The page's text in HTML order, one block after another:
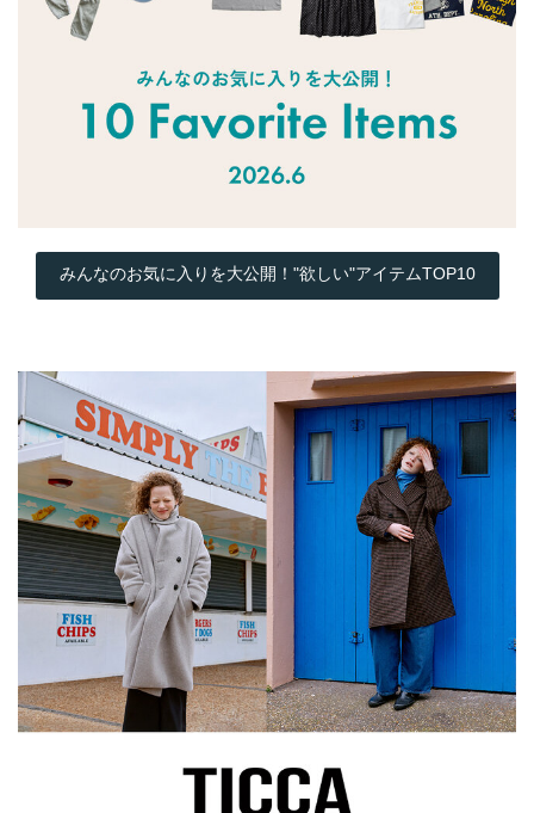
みんなのお気に入りを大公開！"欲しい"アイテムTOP10